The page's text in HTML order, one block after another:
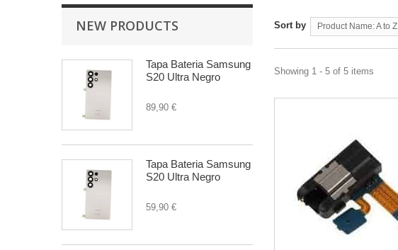
NEW PRODUCTS
Tapa Bateria Samsung
S20 Ultra Negro
89,90 €
Tapa Bateria Samsung
S20 Ultra Negro
59,90 €
Sort by Product Name: A to Z
Showing 1 - 5 of 5 items